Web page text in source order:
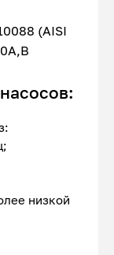
(AISI
низкой